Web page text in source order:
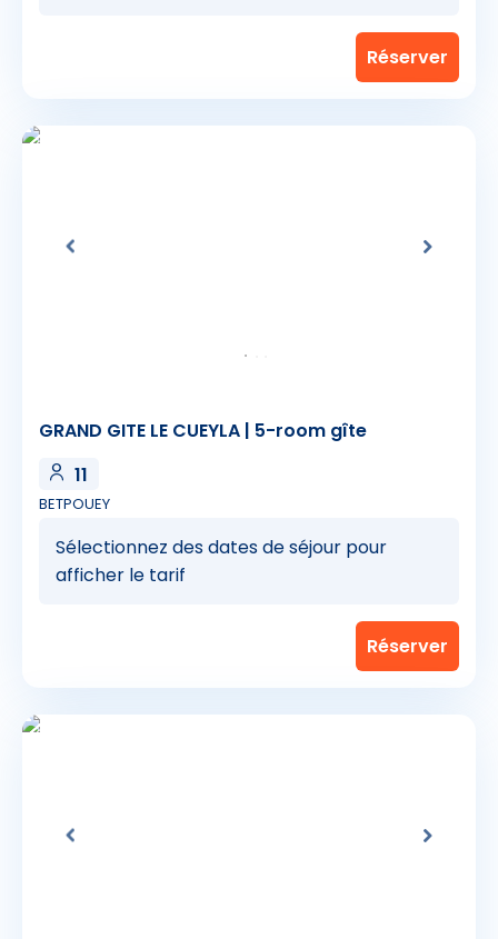
GRAND GITE LE CUEYLA | 5-room gîte
11
BETPOUEY
Sélectionnez des dates de séjour pour
afficher le tarif